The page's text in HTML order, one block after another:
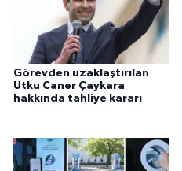
Görevden uzaklaştırılan
Utku Caner Çaykara
hakkında tahliye kararı